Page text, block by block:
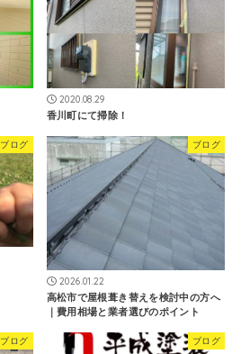
2020.08.29
香川町にて掃除！
ブログ ブログ
2026.01.22
高松市で屋根葺き替えを検討中の方へ
｜費用相場と業者選びのポイント
ブログ ブログ